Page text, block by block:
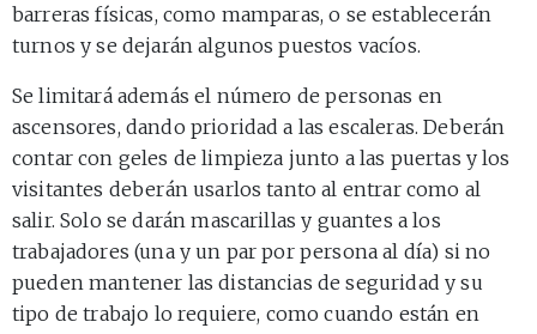
barreras físicas, como mamparas, o se establecerán
turnos y se dejarán algunos puestos vacíos.
Se limitará además el número de personas en
ascensores, dando prioridad a las escaleras. Deberán
contar con geles de limpieza junto a las puertas y los
visitantes deberán usarlos tanto al entrar como al
salir. Solo se darán mascarillas y guantes a los
trabajadores (una y un par por persona al día) si no
pueden mantener las distancias de seguridad y su
tipo de trabajo lo requiere, como cuando están en